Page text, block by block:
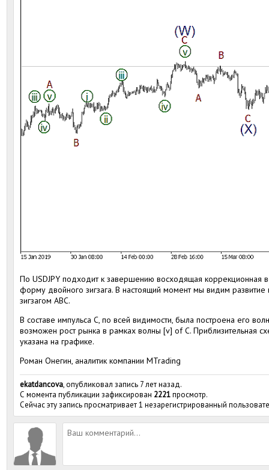
По USDJPY подходит к завершению восходящая коррекционная
форму двойного зигзага. В настоящий момент мы видим
зигзагом ABC.
В составе импульса С, по всей видимости, была построена его
возможен рост рынка в рамках волны [v] of C. Приблизительная
указана на графике.
Роман Онегин, аналитик компании MTrading
ekatdancova, опубликовал запись 7 лет назад.
С момента публикации зафиксирован 2221просмотр.
Сейчас эту запись просматривает 1 незарегистрированный